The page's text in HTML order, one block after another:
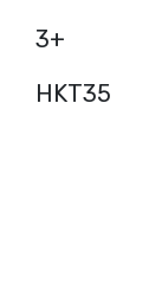
3+
HKT35